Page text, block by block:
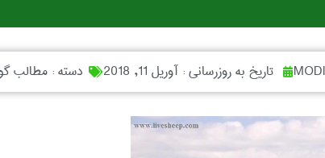
تاریخ به روزرسانی : آوریل 11, 2018 دسته : مطالب